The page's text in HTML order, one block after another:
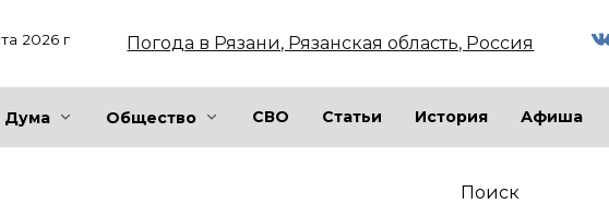
2026 г Погода в Рязани, Рязанская область, Россия
Дума Общество СВО Статьи История Афиша
Поиск